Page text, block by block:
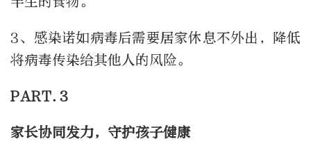
3、感染诺如病毒后需要居家休息不外出，降低
将病毒传染给其他人的风险。
PART.3
家长协同发力，守护孩子健康